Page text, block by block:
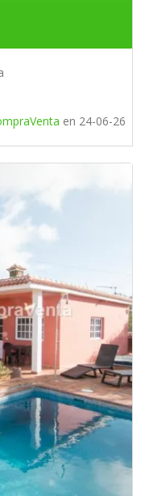
en 24-06-26